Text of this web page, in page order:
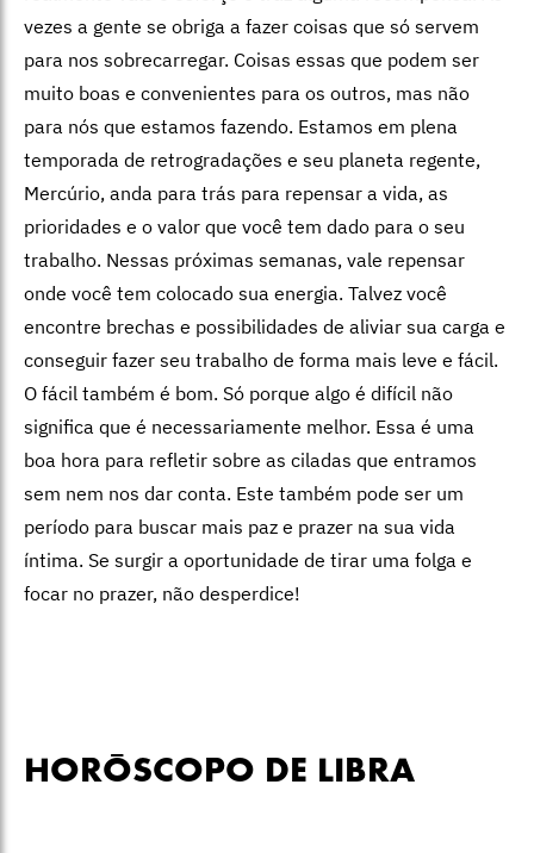
vezes a gente se obriga a fazer coisas que só servem
para nos sobrecarregar. Coisas essas que podem ser
muito boas e convenientes para os outros, mas não
para nós que estamos fazendo. Estamos em plena
temporada de retrogradações e seu planeta regente,
Mercúrio, anda para trás para repensar a vida, as
prioridades e o valor que você tem dado para o seu
trabalho. Nessas próximas semanas, vale repensar
onde você tem colocado sua energia. Talvez você
encontre brechas e possibilidades de aliviar sua carga e
conseguir fazer seu trabalho de forma mais leve e fácil.
O fácil também é bom. Só porque algo é difícil não
significa que é necessariamente melhor. Essa é uma
boa hora para refletir sobre as ciladas que entramos
sem nem nos dar conta. Este também pode ser um
período para buscar mais paz e prazer na sua vida
íntima. Se surgir a oportunidade de tirar uma folga e
focar no prazer, não desperdice!
HORÓSCOPO DE LIBRA